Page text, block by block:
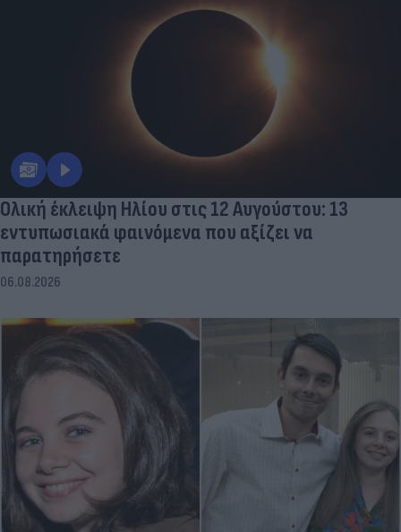
Ολική έκλειψη Ηλίου στις 12 Αυγούστου: 13
εντυπωσιακά φαινόμενα που αξίζει να
παρατηρήσετε
06.08.2026